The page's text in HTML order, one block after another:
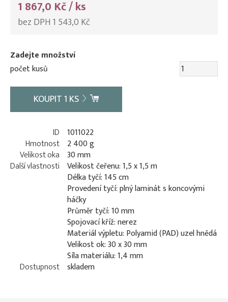
1 867,0 Kč / ks
bez DPH 1 543,0 Kč
Zadejte množství
počet kusů
KOUPIT1 KS
ID 1011022
Hmotnost 2 400 g
Velikost oka 30 mm
Další vlastnosti Velikost čeřenu: 1,5 x 1,5 m
Délka tyčí: 145 cm
Provedení tyčí: plný laminát s koncovými
háčky
Průměr tyčí: 10 mm
Spojovací kříž: nerez
Materiál výpletu: Polyamid (PAD) uzel hnědá
Velikost ok: 30 x 30 mm
Síla materiálu: 1,4 mm
Dostupnost skladem